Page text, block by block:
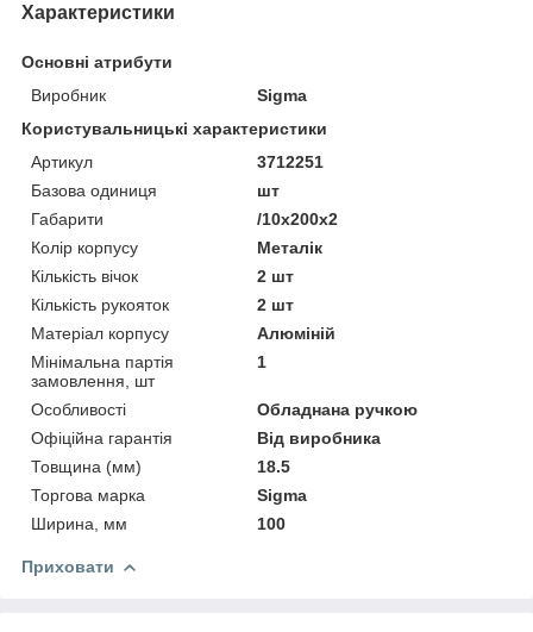
Характеристики
Основні атрибути
Виробник
Sigma
Користувальницькі характеристики
Артикул
3712251
Базова одиниця
шт
Габарити
/10x200x2
Колір корпусу
Металік
Кількість вічок
2 шт
Кількість рукояток
2 шт
Матеріал корпусу
Алюміній
Мінімальна партія
замовлення, шт
1
Особливості
Обладнана ручкою
Офіційна гарантія
Від виробника
Товщина (мм)
18.5
Торгова марка
Sigma
Ширина, мм
100
Приховати